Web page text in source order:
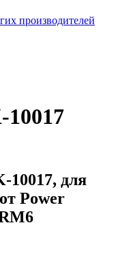
производителей
10017, для
Power